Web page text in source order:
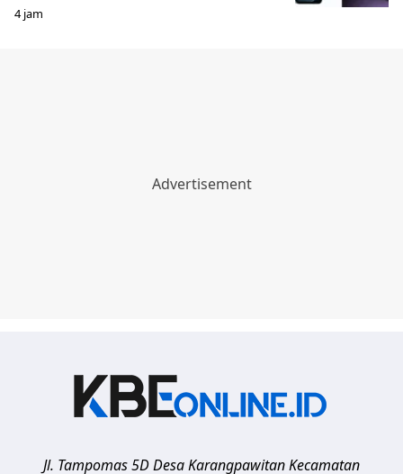
4 jam
Jl. Tampomas 5D Desa Karangpawitan Kecamatan